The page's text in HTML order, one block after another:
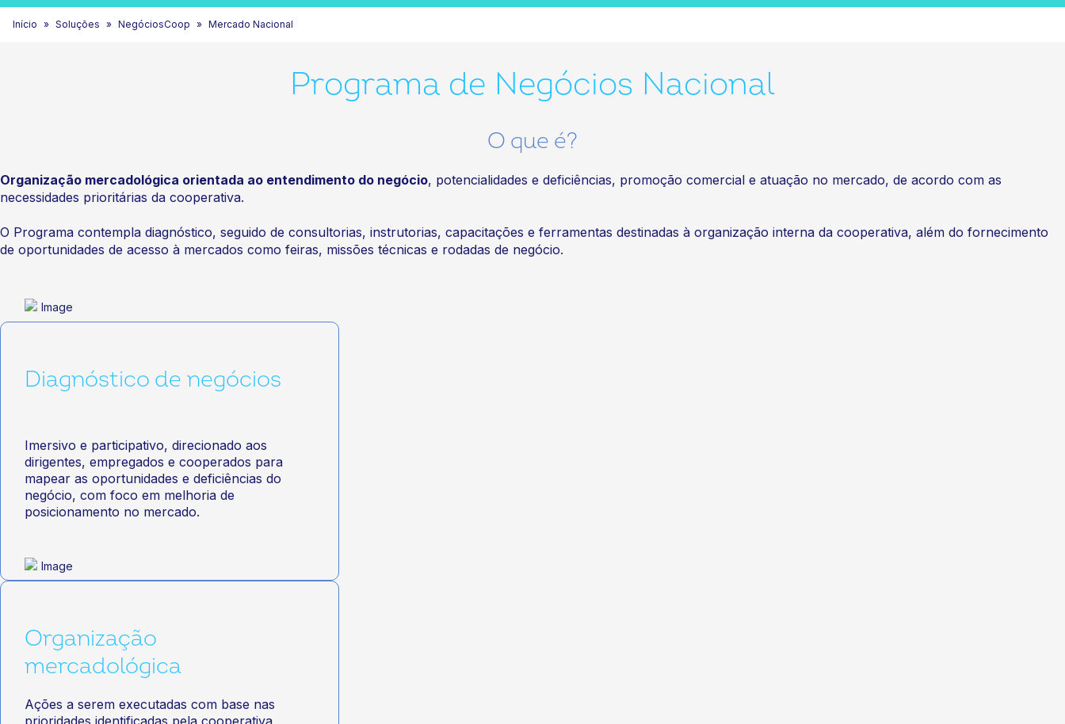
Início Soluções NegóciosCoop Mercado Nacional
Programa de Negócios Nacional
O que é?
Organização mercadológica orientada ao entendimento do negócio, potencialidades e deficiências, promoção comercial e atuação no mercado, de acordo com as
necessidades prioritárias da cooperativa.
O Programa contempla diagnóstico, seguido de consultorias, instrutorias, capacitações e ferramentas destinadas à organização interna da cooperativa, além do fornecimento
de oportunidades de acesso à mercados como feiras, missões técnicas e rodadas de negócio.
Diagnóstico de negócios
Imersivo e participativo, direcionado aos
dirigentes, empregados e cooperados para
mapear as oportunidades e deficiências do
negócio, com foco em melhoria de
posicionamento no mercado.
Organização
mercadológica
Ações a serem executadas com base nas
prioridades identificadas pela cooperativa